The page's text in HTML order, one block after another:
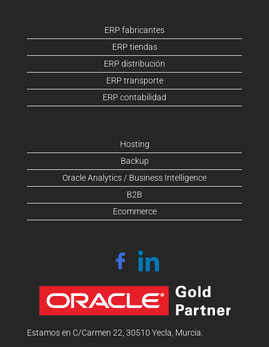
ERP fabricantes
ERP tiendas
ERP distribución
ERP transporte
ERP contabilidad
Hosting
Backup
Oracle Analytics / Business Intelligence
B2B
Ecommerce
Estamos en C/Carmen 22, 30510 Yecla, Murcia.